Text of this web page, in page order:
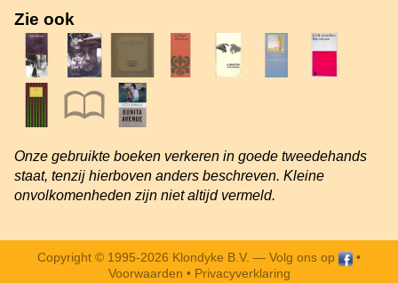
Zie ook
Onze gebruikte boeken verkeren in goede tweedehands
staat, tenzij hierboven anders beschreven. Kleine
onvolkomenheden zijn niet altijd vermeld.
Copyright © 1995-2026 Klondyke B.V. — Volg ons op
•
Voorwaarden • Privacyverklaring